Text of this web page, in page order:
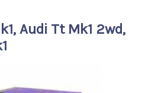
Audi Tt Mk1 2wd,